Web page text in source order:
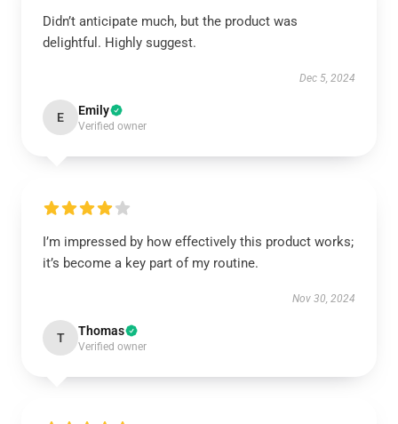
Didn’t anticipate much, but the product was
delightful. Highly suggest.
Dec 5, 2024
E Emily
Verified owner
I’m impressed by how effectively this product works;
it’s become a key part of my routine.
Nov 30, 2024
T Thomas
Verified owner